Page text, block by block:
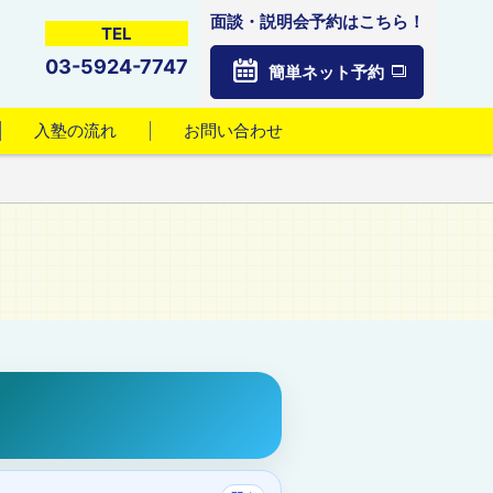
TEL
03-5924-7747
面談・説明会予約はこちら！
簡単ネット予約
入塾の流れ お問い合わせ